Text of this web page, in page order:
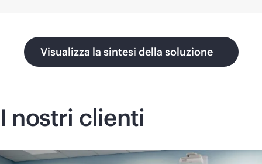
Visualizza la sintesi della soluzione
I nostri clienti